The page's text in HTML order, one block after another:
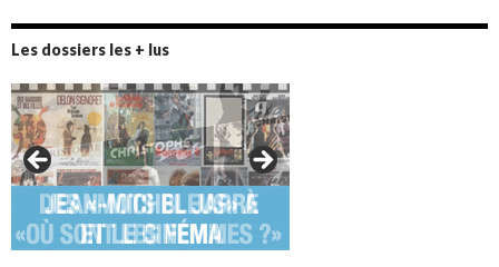
Les dossiers les + lus